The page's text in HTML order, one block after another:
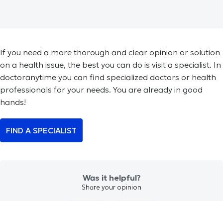
If you need a more thorough and clear opinion or solution
on a health issue, the best you can do is visit a specialist. In
doctoranytime you can find specialized doctors or health
professionals for your needs. You are already in good
hands!
FIND A SPECIALIST
Was it helpful?
Share your opinion